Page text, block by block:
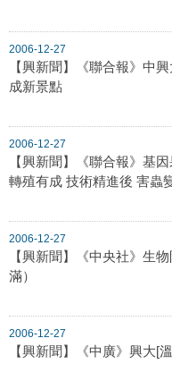
2006-12-27
【興新聞】《聯合報》中
成新景點
2006-12-27
【興新聞】《聯合報》基
轉殖有成 技術精進後 害蟲
2006-12-27
【興新聞】《中央社》生
滿）
2006-12-27
【興新聞】《中廣》興大[